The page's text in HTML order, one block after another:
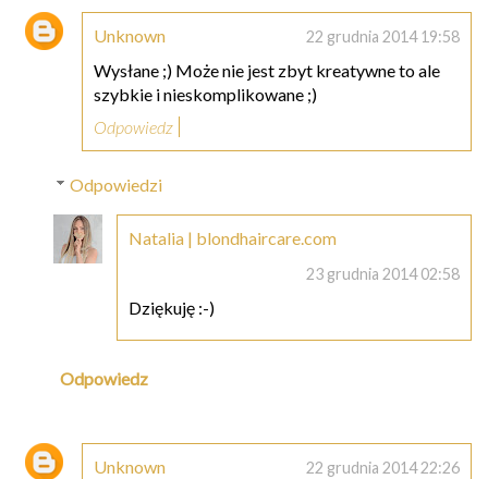
Unknown 22 grudnia 2014 19:58
Wysłane ;) Może nie jest zbyt kreatywne to ale
szybkie i nieskomplikowane ;)
Odpowiedz
Odpowiedzi
Natalia | blondhaircare.com
23 grudnia 2014 02:58
Dziękuję :-)
Odpowiedz
Unknown 22 grudnia 2014 22:26